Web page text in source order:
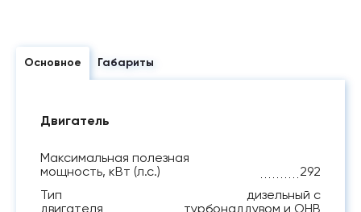
Основное Габариты
Двигатель
Максимальная полезная
мощность, кВт (л.с.)
292
Тип
двигателя
дизельный с
турбонаддувом и ОНВ